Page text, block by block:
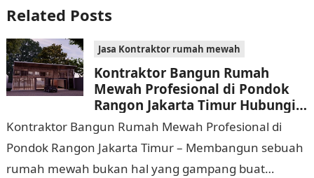
Related Posts
Jasa Kontraktor rumah mewah
Kontraktor Bangun Rumah
Mewah Profesional di Pondok
Rangon Jakarta Timur Hubungi
0811 9933 588
Kontraktor Bangun Rumah Mewah Profesional di
Pondok Rangon Jakarta Timur – Membangun sebuah
rumah mewah bukan hal yang gampang buat